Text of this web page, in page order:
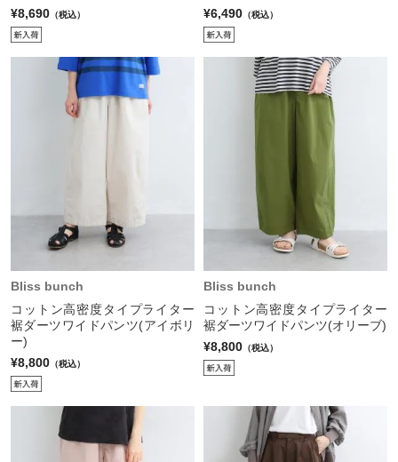
¥8,690 （税込）
¥6,490 （税込）
Bliss bunch
コットン高密度タイプライター
裾ダーツワイドパンツ(アイボリ
ー)
¥8,800 （税込）
Bliss bunch
コットン高密度タイプライター
裾ダーツワイドパンツ(オリーブ)
¥8,800 （税込）